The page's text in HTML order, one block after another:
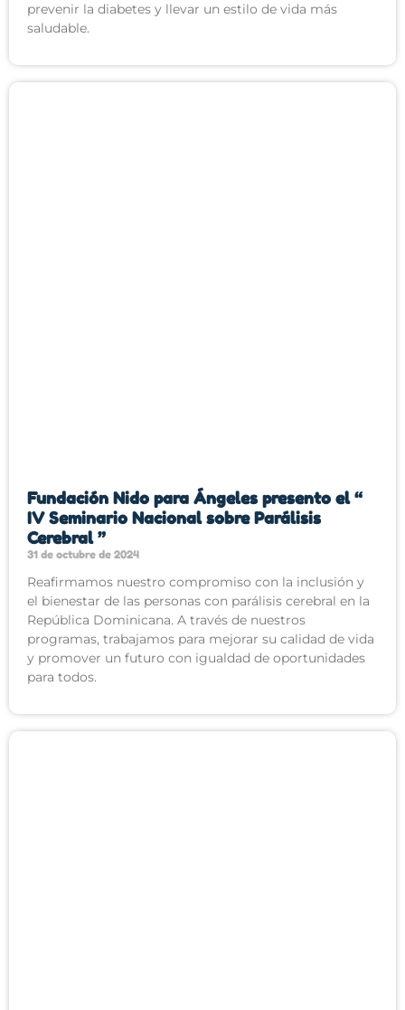
prevenir la diabetes y llevar un estilo de vida más
saludable.
Fundación Nido para Ángeles presento el “
IV Seminario Nacional sobre Parálisis
Cerebral ”
31 de octubre de 2024
Reafirmamos nuestro compromiso con la inclusión y
el bienestar de las personas con parálisis cerebral en la
República Dominicana. A través de nuestros
programas, trabajamos para mejorar su calidad de vida
y promover un futuro con igualdad de oportunidades
para todos.